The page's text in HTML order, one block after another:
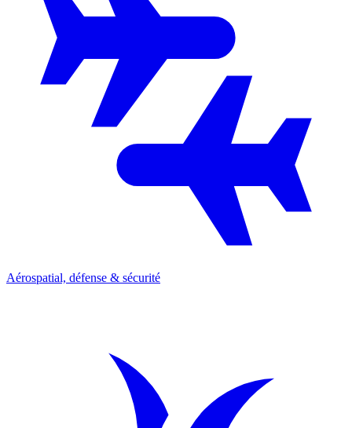
Aérospatial, défense & sécurité